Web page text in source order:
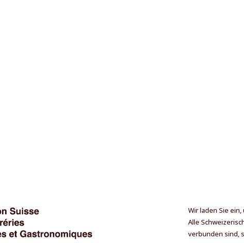
Wir laden Sie
Alle
verbunden sind,